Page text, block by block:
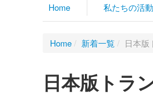
Home 私たちの活動
Home / 新着一覧 / 日本版
日本版トラ